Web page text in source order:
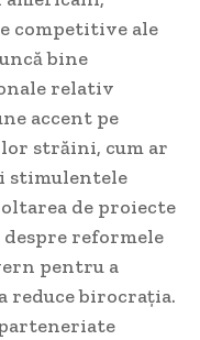
competitive ale
bine
relativ
accent pe
străini, cum ar
stimulentele
de proiecte
despre reformele
pentru a
reduce birocrația.